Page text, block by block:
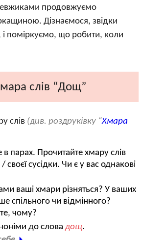
продовжуємо
Дізнаємося, звідки
поміркуємо, що робити, коли
слів “Дощ”
слів (див. роздруківку “Хмара
парах. Прочитайте хмару слів
/ своєї сусідки. Чи є у вас однакові
ваші хмари різняться? У ваших
спільного чи відмінного?
чому?
до слова дощ.